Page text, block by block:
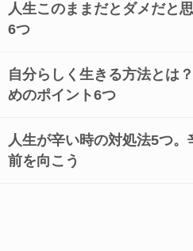
人生このままだとダメだと
6つ
自分らしく生きる方法とは
めのポイント6つ
人生が辛い時の対処法5つ
前を向こう